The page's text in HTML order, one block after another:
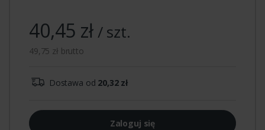
40,45 zł/ szt.
49,75 zł brutto
Dostawa od 20,32 zł
Zaloguj się